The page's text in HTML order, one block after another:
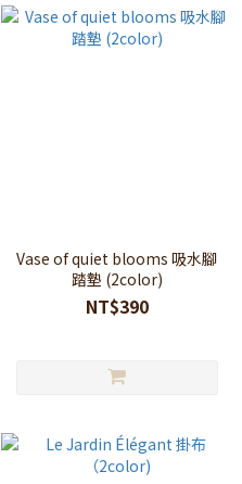
Vase of quiet blooms 吸水腳
踏墊 (2color)
NT$390